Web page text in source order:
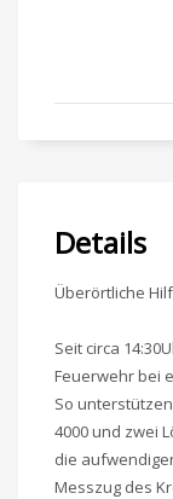
Details
Überörtliche
Seit circa
Feuerwehr bei
So
4000 und zwei
die
Messzug des